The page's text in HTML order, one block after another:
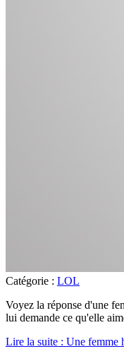
Catégorie : LOL
Voyez la réponse d'une
lui demande ce qu'elle
Lire la suite : Une femme